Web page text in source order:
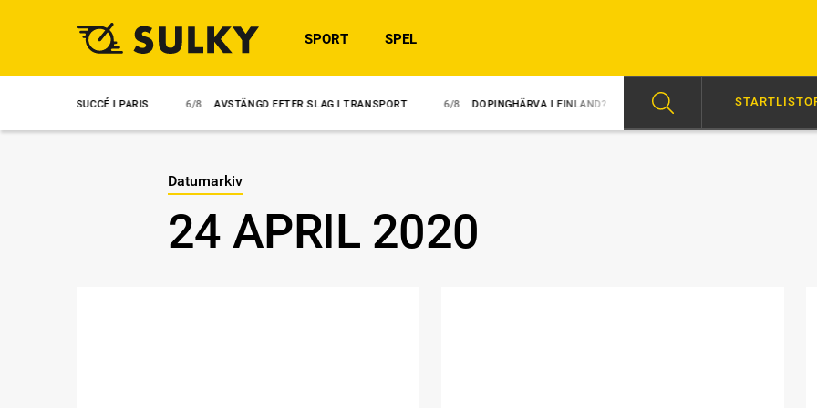
SPORT SPEL
SUCCÉ I PARIS 6/8 AVSTÄNGD EFTER SLAG I TRANSPORT 6/8 DOPINGHÄRVA I FINLAND? 6/8 ÖVERLÄGSEN I REDÉN-DEBUT
Datumarkiv
24 APRIL 2020